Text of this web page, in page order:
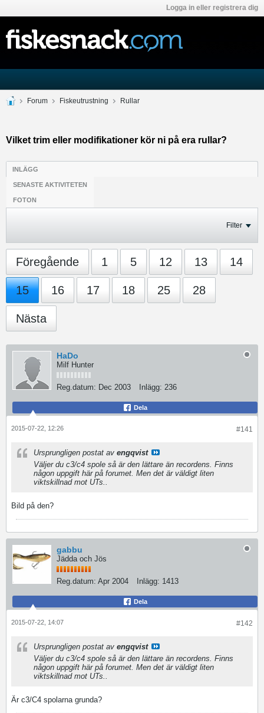
Logga in eller registrera dig
Forum Fiskeutrustning Rullar
Vilket trim eller modifikationer kör ni på era rullar?
INLÄGG
SENASTE AKTIVITETEN
FOTON
Filter
Föregående 1 5 12 13 14
15 16 17 18 25 28
Nästa
HaDo
Milf Hunter
Reg.datum: Dec 2003 Inlägg: 236
Dela
#141
2015-07-22, 12:26
Ursprungligen postat av engqvist
Väljer du c3/c4 spole så är den lättare än recordens. Finns
någon uppgift här på forumet. Men det är väldigt liten
viktskillnad mot UTs..
Bild på den?
gabbu
Jädda och Jös
Reg.datum: Apr 2004 Inlägg: 1413
Dela
#142
2015-07-22, 14:07
Ursprungligen postat av engqvist
Väljer du c3/c4 spole så är den lättare än recordens. Finns
någon uppgift här på forumet. Men det är väldigt liten
viktskillnad mot UTs..
Är c3/C4 spolarna grunda?